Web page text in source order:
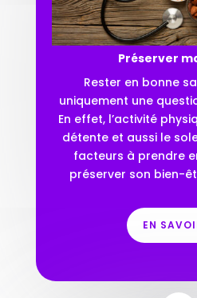
Préserver
Rester en bonne
uniquement une
En effet, l’activité
détente et aussi le
facteurs à prendre
préserver son bien-
EN